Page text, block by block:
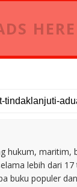
HERE
hukum,
lebih dari
buku populer